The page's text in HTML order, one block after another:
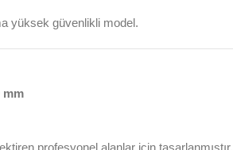
yüksek güvenlikli model.
mm
profesyonel alanlar için tasarlanmıştır.